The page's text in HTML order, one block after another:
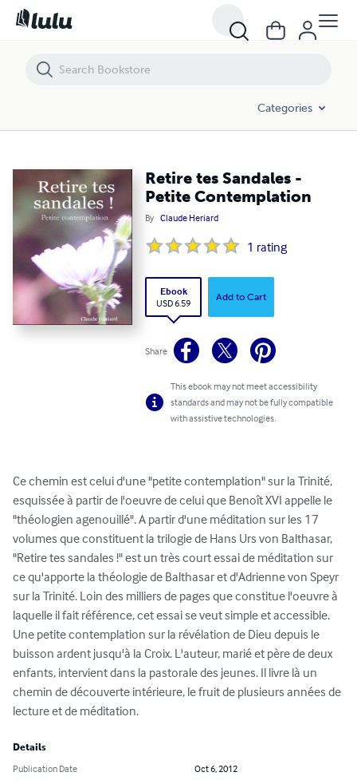
Categories
Retire tes Sandales -
Petite Contemplation
By Claude Heriard
1 rating
Ebook
USD 6.59
Add to Cart
Share
This ebook may not meet accessibility
standards and may not be fully compatible
with assistive technologies.
Ce chemin est celui d'une "petite contemplation" sur la Trinité,
esquissée à partir de l'oeuvre de celui que Benoît XVI appelle le
"théologien agenouillé". A partir d'une méditation sur les 17
volumes que constituent la trilogie de Hans Urs von Balthasar,
"Retire tes sandales !" est un très court essai de méditation sur
ce qu'apporte la théologie de Balthasar et d'Adrienne von Speyr
sur la Trinité. Loin des milliers de pages que constitue l'oeuvre à
laquelle il fait référence, cet essai se veut simple et accessible.
Une petite contemplation sur la révélation de Dieu depuis le
buisson ardent jusqu'à la Croix. L'auteur, marié et père de deux
enfants, intervient dans la pastorale des jeunes. Il livre là un
chemin de découverte intérieure, le fruit de plusieurs années de
lecture et de méditation.
Details
Publication Date
Oct 6, 2012
Retire tes Sandales - Petite Contemplation